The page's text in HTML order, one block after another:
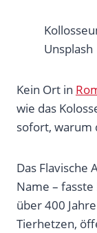
Unsplash
Kein Ort in
wie das
sofort, warum
Das Flavische
Name –
über 400
Tierhetzen,